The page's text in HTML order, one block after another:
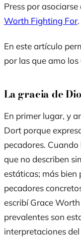
Press por
Worth Fighting For.
En este artículo
por las que amo
La gracia de
En primer lugar, y
Dort porque
pecadores.
que no describen
estáticas; más bien
pecadores
escribíGrace
prevalentes son
interpretaciones del